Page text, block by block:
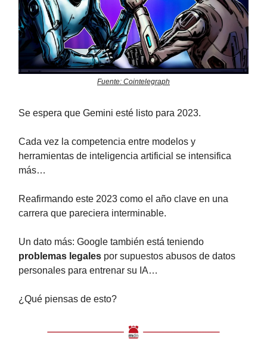
Fuente: Cointelegraph
Se espera que Gemini esté listo para 2023.
Cada vez la competencia entre modelos y
herramientas de inteligencia artificial se intensifica
más…
Reafirmando este 2023 como el año clave en una
carrera que pareciera interminable.
Un dato más: Google también está teniendo
problemas legales por supuestos abusos de datos
personales para entrenar su IA…
¿Qué piensas de esto?